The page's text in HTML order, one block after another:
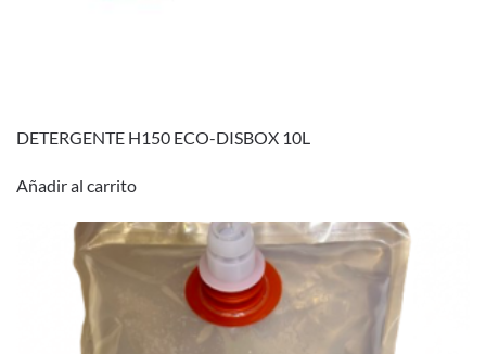
DETERGENTE H150 ECO-DISBOX 10L
Añadir al carrito